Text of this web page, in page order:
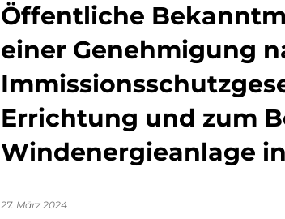
Öffentliche
einer Genehmigung
Errichtung und zum
Windenergieanlage
27. März 2024